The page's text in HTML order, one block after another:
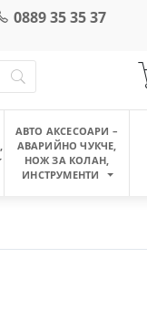
0889 35 35 37
АВТО АКСЕСОАРИ –
АВАРИЙНО ЧУКЧЕ,
НОЖ ЗА КОЛАН,
ИНСТРУМЕНТИ